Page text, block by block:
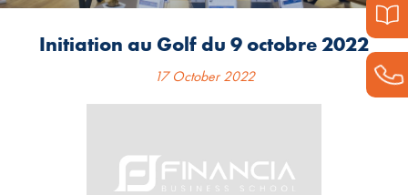
Initiation au Golf du 9 octobre 2022
17 October 2022